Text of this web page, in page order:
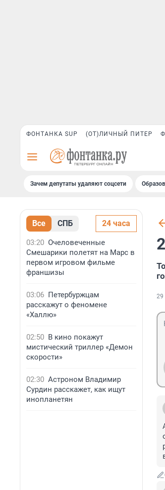
ФОНТАНКА SUP (ОТ)ЛИЧНЫЙ ПИТЕР
Зачем депутаты удаляют соцсети
Все СПБ 24 часа
03:20 Очеловеченные
Смешарики полетят на Марс в
первом игровом фильме
франшизы
03:06 Петербуржцам
расскажут о феномене
«Халлю»
02:50 В кино покажут
мистический триллер «Демон
скорости»
02:30 Астроном Владимир
Сурдин расскажет, как ищут
инопланетян
29